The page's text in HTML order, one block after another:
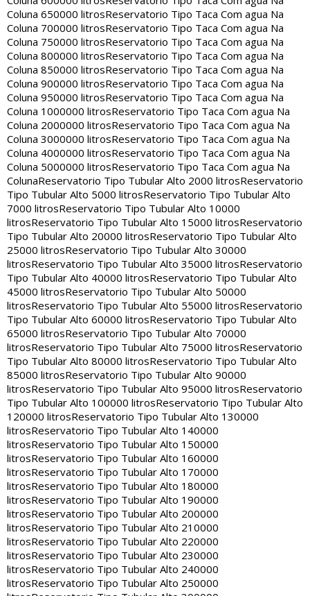
Coluna 650000 litrosReservatorio Tipo Taca Com agua Na
Coluna 700000 litrosReservatorio Tipo Taca Com agua Na
Coluna 750000 litrosReservatorio Tipo Taca Com agua Na
Coluna 800000 litrosReservatorio Tipo Taca Com agua Na
Coluna 850000 litrosReservatorio Tipo Taca Com agua Na
Coluna 900000 litrosReservatorio Tipo Taca Com agua Na
Coluna 950000 litrosReservatorio Tipo Taca Com agua Na
Coluna 1000000 litrosReservatorio Tipo Taca Com agua Na
Coluna 2000000 litrosReservatorio Tipo Taca Com agua Na
Coluna 3000000 litrosReservatorio Tipo Taca Com agua Na
Coluna 4000000 litrosReservatorio Tipo Taca Com agua Na
Coluna 5000000 litrosReservatorio Tipo Taca Com agua Na
ColunaReservatorio Tipo Tubular Alto 2000 litrosReservatorio
Tipo Tubular Alto 5000 litrosReservatorio Tipo Tubular Alto
7000 litrosReservatorio Tipo Tubular Alto 10000
litrosReservatorio Tipo Tubular Alto 15000 litrosReservatorio
Tipo Tubular Alto 20000 litrosReservatorio Tipo Tubular Alto
25000 litrosReservatorio Tipo Tubular Alto 30000
litrosReservatorio Tipo Tubular Alto 35000 litrosReservatorio
Tipo Tubular Alto 40000 litrosReservatorio Tipo Tubular Alto
45000 litrosReservatorio Tipo Tubular Alto 50000
litrosReservatorio Tipo Tubular Alto 55000 litrosReservatorio
Tipo Tubular Alto 60000 litrosReservatorio Tipo Tubular Alto
65000 litrosReservatorio Tipo Tubular Alto 70000
litrosReservatorio Tipo Tubular Alto 75000 litrosReservatorio
Tipo Tubular Alto 80000 litrosReservatorio Tipo Tubular Alto
85000 litrosReservatorio Tipo Tubular Alto 90000
litrosReservatorio Tipo Tubular Alto 95000 litrosReservatorio
Tipo Tubular Alto 100000 litrosReservatorio Tipo Tubular Alto
120000 litrosReservatorio Tipo Tubular Alto 130000
litrosReservatorio Tipo Tubular Alto 140000
litrosReservatorio Tipo Tubular Alto 150000
litrosReservatorio Tipo Tubular Alto 160000
litrosReservatorio Tipo Tubular Alto 170000
litrosReservatorio Tipo Tubular Alto 180000
litrosReservatorio Tipo Tubular Alto 190000
litrosReservatorio Tipo Tubular Alto 200000
litrosReservatorio Tipo Tubular Alto 210000
litrosReservatorio Tipo Tubular Alto 220000
litrosReservatorio Tipo Tubular Alto 230000
litrosReservatorio Tipo Tubular Alto 240000
litrosReservatorio Tipo Tubular Alto 250000